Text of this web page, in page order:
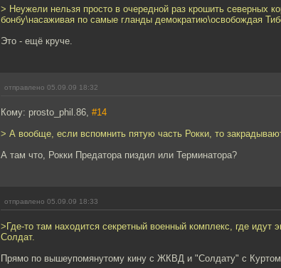
> Неужели нельзя просто в очередной раз крошить северных
бонбу\насаживая по самые гланды демократию\освобождая
Это - ещё круче.
отправлено 05.09.09 18:32
Кому: prosto_phil.86, #14
> А вообще, если вспомнить пятую часть Рокки, то
А там что, Рокки Предатора пиздил или Терминатора?
отправлено 05.09.09 18:33
>Где-то там находится секретный военный комплекс, где
Солдат.
Прямо по вышеупомянутому кину с ЖКВД и "Солдату" с